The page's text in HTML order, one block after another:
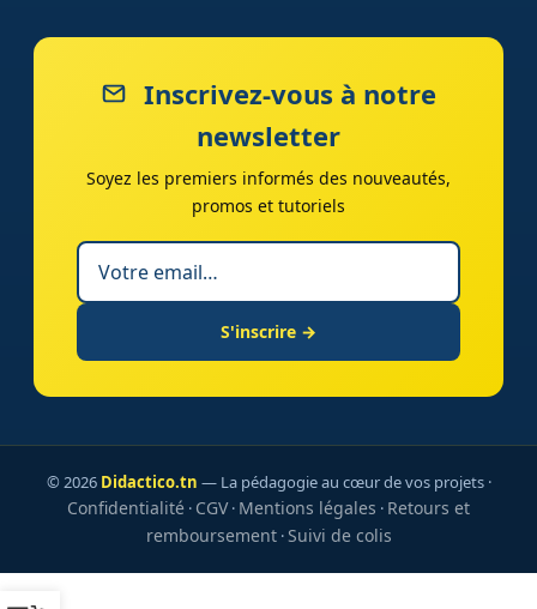
Inscrivez-vous à notre
newsletter
Soyez les premiers informés des nouveautés,
promos et tutoriels
S'inscrire →
© 2026 Didactico.tn — La pédagogie au cœur de vos projets ·
Confidentialité · CGV· Mentions légales · Retours et
remboursement·Suivi de colis